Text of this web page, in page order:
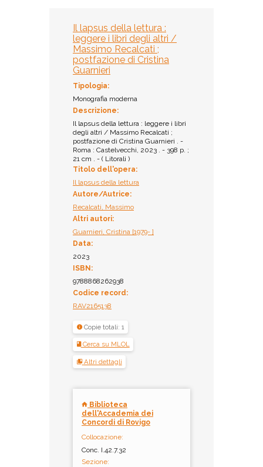
Il lapsus della lettura :
leggere i libri degli altri /
Massimo Recalcati ;
postfazione di Cristina
Guarnieri
Tipologia:
Monografia moderna
Descrizione:
Il lapsus della lettura : leggere i libri
degli altri / Massimo Recalcati ;
postfazione di Cristina Guarnieri . -
Roma : Castelvecchi, 2023 . - 398 p. ;
21 cm . - ( Litorali )
Titolo dell'opera:
Il lapsus della lettura
Autore/Autrice:
Recalcati, Massimo
Altri autori:
Guarnieri, Cristina [1979- ]
Data:
2023
ISBN:
9788868262938
Codice record:
RAV2165138
Copie totali: 1
Cerca su MLOL
Altri dettagli
Biblioteca
dell'Accademia dei
Concordi di Rovigo
Collocazione:
Conc. I.42.7.32
Sezione: